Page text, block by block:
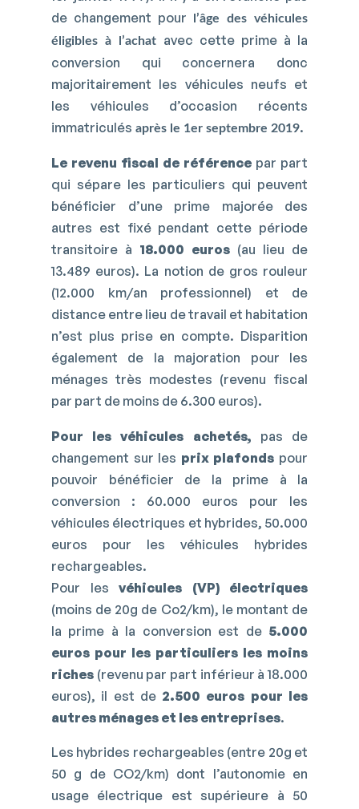
de changement pour
l’âge des véhicules
éligibles à l’achat avec cette prime à la
conversion qui concernera donc
majoritairement les véhicules neufs et
les véhicules d’occasion récents
immatriculés après le 1er septembre 2019.
Le revenu fiscal de référence par part
qui sépare les particuliers qui peuvent
bénéficier d’une prime majorée des
autres est fixé pendant cette période
transitoire à 18.000 euros (au lieu de
13.489 euros). La notion de gros rouleur
(12.000 km/an professionnel) et de
distance entre lieu de travail et habitation
n’est plus prise en compte. Disparition
également de la majoration pour les
ménages très modestes (revenu fiscal
par part de moins de 6.300 euros).
Pour les véhicules achetés, pas de
changement sur les prix plafonds pour
pouvoir bénéficier de la prime à la
conversion : 60.000 euros pour les
véhicules électriques et hybrides, 50.000
euros pour les véhicules hybrides
rechargeables.
Pour les véhicules (VP) électriques
(moins de 20g de Co2/km), le montant de
la prime à la conversion est de 5.000
euros pour les particuliers les moins
riches (revenu par part inférieur à 18.000
euros), il est de 2.500 euros pour les
autres ménages et les entreprises.
Les hybrides rechargeables (entre 20g et
50 g de CO2/km) dont l’autonomie en
usage électrique est supérieure à 50